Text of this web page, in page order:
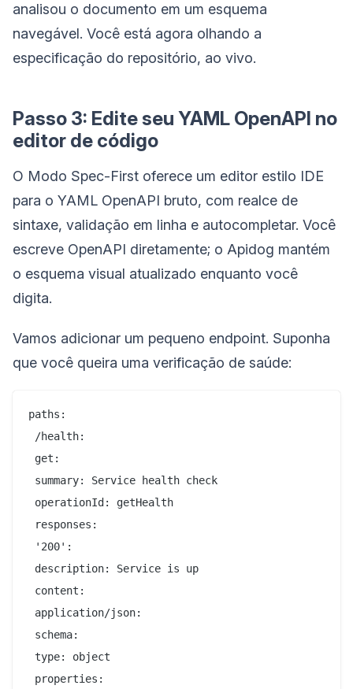
analisou o documento em um esquema
navegável. Você está agora olhando a
especificação do repositório, ao vivo.
Passo 3: Edite seu YAML OpenAPI no
editor de código
O Modo Spec-First oferece um editor estilo IDE
para o YAML OpenAPI bruto, com realce de
sintaxe, validação em linha e autocompletar. Você
escreve OpenAPI diretamente; o Apidog mantém
o esquema visual atualizado enquanto você
digita.
Vamos adicionar um pequeno endpoint. Suponha
que você queira uma verificação de saúde:
paths:
/health:
get:
summary: Service health check
operationId: getHealth
responses:
'200':
description: Service is up
content:
application/json:
schema:
type: object
properties: